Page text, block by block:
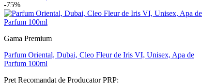
-75%
Gama Premium
Parfum Oriental, Dubai, Cleo Fleur de Iris VI, Unisex, Apa de
Parfum 100ml
Pret Recomandat de ProducatorPRP: